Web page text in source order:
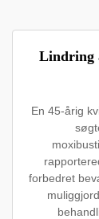
Lindring
En 45-årig
forbedret